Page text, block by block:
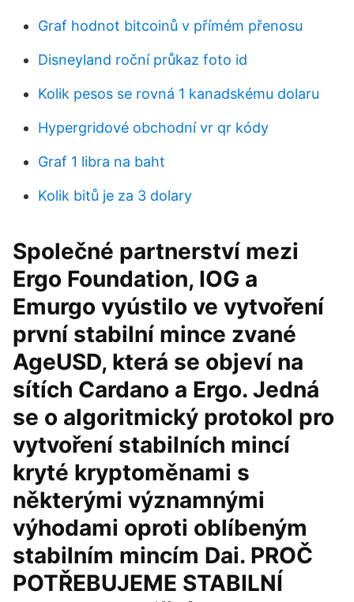
Graf hodnot bitcoinů v přímém přenosu
Disneyland roční průkaz foto id
Kolik pesos se rovná 1 kanadskému dolaru
Hypergridové obchodní vr qr kódy
Graf 1 libra na baht
Kolik bitů je za 3 dolary
Společné partnerství mezi
Ergo Foundation, IOG a
Emurgo vyústilo ve vytvoření
první stabilní mince zvané
AgeUSD, která se objeví na
sítích Cardano a Ergo. Jedná
se o algoritmický protokol pro
vytvoření stabilních mincí
kryté kryptoměnami s
některými významnými
výhodami oproti oblíbeným
stabilním mincím Dai. PROČ
POTŘEBUJEME STABILNÍ